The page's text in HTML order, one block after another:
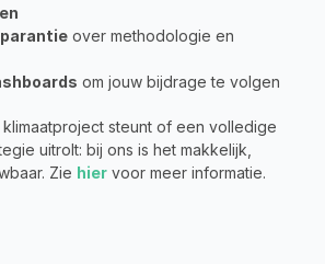
over methodologie en
om jouw bijdrage te volgen
steunt of een volledige
uitrolt: bij ons is het makkelijk,
Zie hier voor meer informatie.